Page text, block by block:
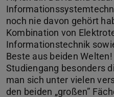
noch nie davon gehört
Kombination von
Informationstechnik
Beste aus beiden
Studiengang besonders
man sich unter vielen
den beiden „großen”